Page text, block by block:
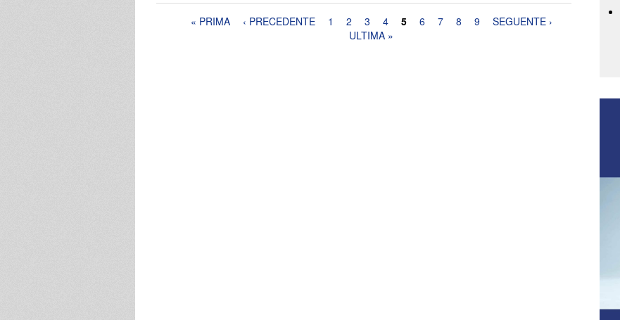
Pagine« PRIMA ‹ PRECEDENTE 1 2 3 4 5 6 7 8 9
SEGUENTE ›
ULTIMA »